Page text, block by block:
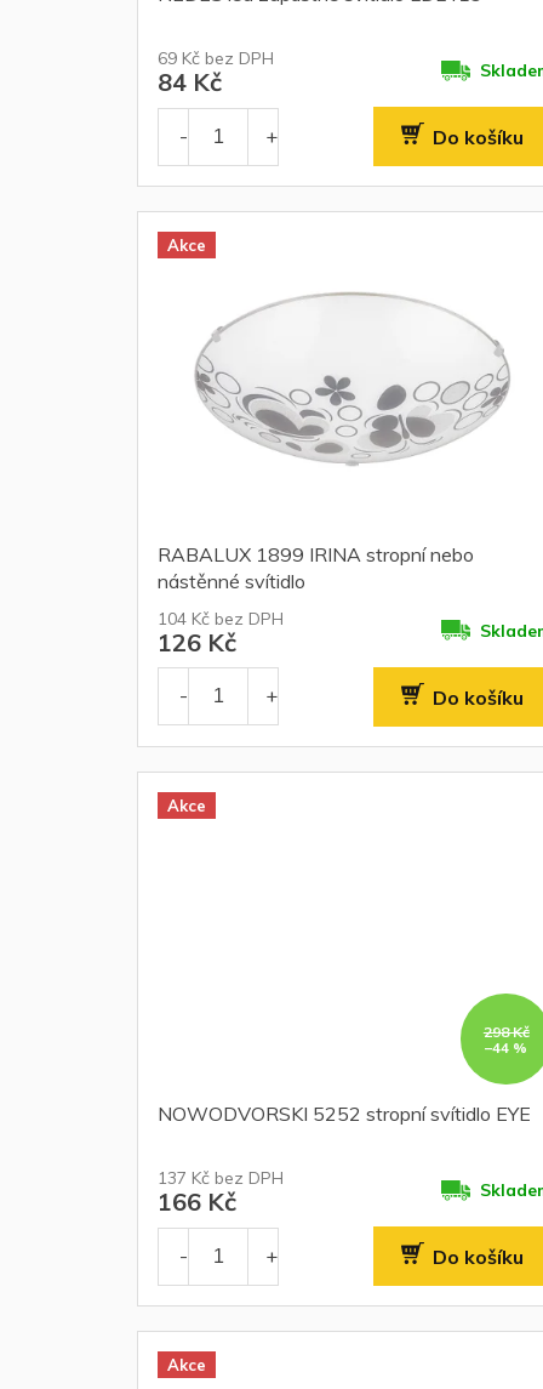
69 Kč bez DPH
84 Kč
Do košíku
Akce
RABALUX 1899 IRINA stropní nebo
nástěnné svítidlo
104 Kč bez DPH
126 Kč
Do košíku
Akce
298 Kč
–44 %
NOWODVORSKI 5252 stropní svítidlo EYE
137 Kč bez DPH
166 Kč
Do košíku
Akce